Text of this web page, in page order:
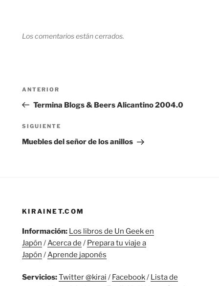
Los comentarios están cerrados.
entradas
Entrada
anterior:
ANTERIOR
Termina Blogs & Beers Alicantino 2004.0
Siguiente
entrada
SIGUIENTE
Muebles del señor de los anillos
KIRAINET.COM
Información: Los libros de Un Geek en
Japón / Acerca de / Prepara tu viaje a
Japón / Aprende japonés
Servicios:Twitter @kirai / Facebook/ Lista de